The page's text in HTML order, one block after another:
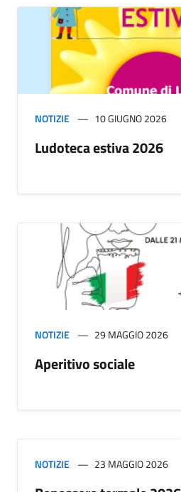
NOTIZIE 10 GIUGNO 2026
Ludoteca estiva 2026
NOTIZIE 29 MAGGIO 2026
Aperitivo sociale
NOTIZIE 23 MAGGIO 2026